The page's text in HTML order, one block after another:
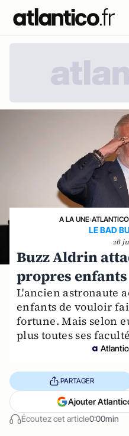
A LA UNE›
LE BAD
26
Buzz Aldrin
propres enfants
L'ancien astronaute
enfants de vouloir
fortune. Mais selon
plus toutes ses
Écoutez cet article0:00min
PARTAGER
Ajouter